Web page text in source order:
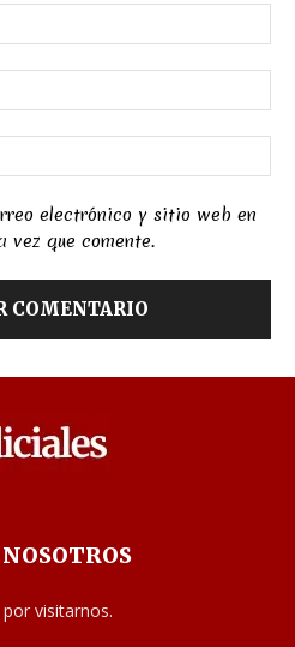
electrónico y sitio web en
que comente.
por visitarnos.